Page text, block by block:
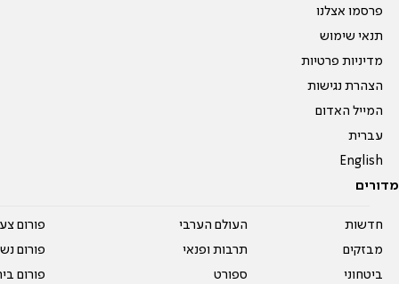
פרסמו אצלנו
תנאי שימוש
מדיניות פרטיות
הצהרת נגישות
המייל האדום
עברית
English
מדורים
חדשות
מבזקים
ביטחוני
העולם הערבי
תרבות ופנאי
ספורט
פורום
פורום
פורום